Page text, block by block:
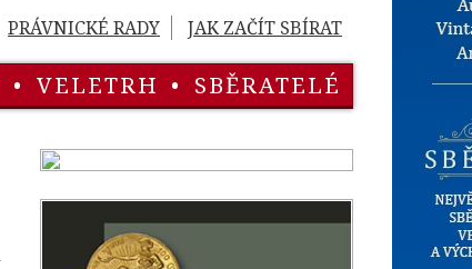
PRÁVNICKÉ RADY JAK ZAČÍT SBÍRAT
• VELETRH • SBĚRATELÉ